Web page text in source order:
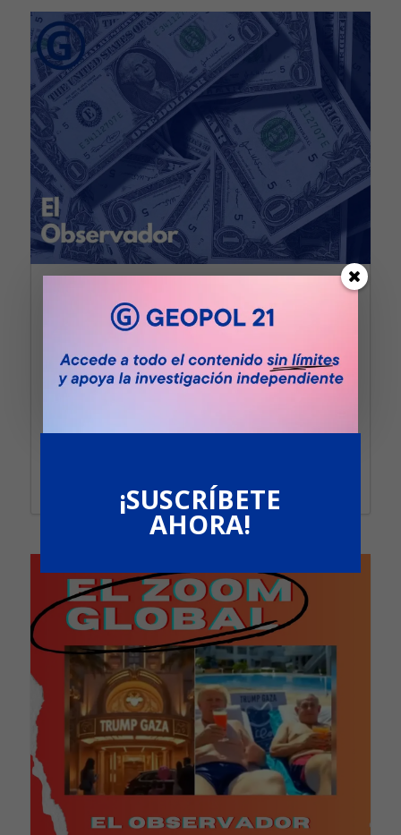
EL OBSERVADOR – LA
DICTADURA DEL DÓLAR
por GEOPOL 21 Mar 14, 2025
El Dominio del Dólar en el Sistema
¡SUSCRÍBETE
AHORA!